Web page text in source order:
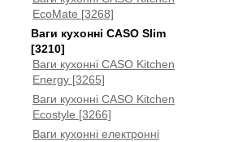
EcoMate [3268]
Ваги кухонні CASO Slim
[3210]
Ваги кухонні CASO Kitchen
Energy [3265]
Ваги кухонні CASO Kitchen
Ecostyle [3266]
Ваги кухонні електронні